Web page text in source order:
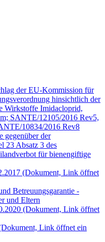
der EU-Kommission für
hinsichtlich der
Wirkstoffe Imidacloprid,
SANTE/12105/2016 Rev5,
10834/2016 Rev8
gegenüber der
23 Absatz 3 des
für bienengiftige
(Dokument, Link öffnet
Betreuungsgarantie -
und Eltern
(Dokument, Link öffnet
Link öffnet ein